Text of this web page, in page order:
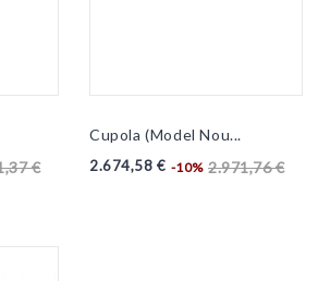
€
Cupola (model Nou...
2.674,58 € -10% 2.971,76 €